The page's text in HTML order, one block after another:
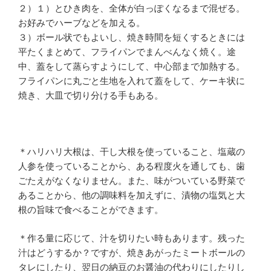
２）１）とひき肉を、全体が白っぽくなるまで混ぜる。
お好みでハーブなどを加える。
３）ボール状でもよいし、焼き時間を短くするときには
平たくまとめて、フライパンでまんべんなく焼く。途
中、蓋をして蒸らすようにして、中心部まで加熱する。
フライパンに丸ごと生地を入れて蓋をして、ケーキ状に
焼き、大皿で切り分ける手もある。
＊ハリハリ大根は、干し大根を使っていること、塩蔵の
人参を使っていることから、ある程度火を通しても、歯
ごたえがなくなりません。また、味がついている野菜で
あることから、他の調味料を加えずに、漬物の塩気と大
根の旨味で食べることができます。
＊作る量に応じて、汁を切りたい時もあります。残った
汁はどうするか？ですが、焼きあがったミートボールの
タレにしたり、翌日の納豆のお醤油の代わりにしたりし